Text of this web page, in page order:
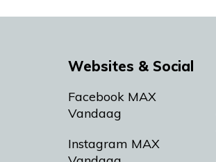
Websites & Social
Facebook MAX
Vandaag
Instagram MAX